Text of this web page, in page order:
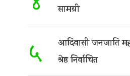
सामग्री
५ आदिवासी जनजाति
श्रेष्ठ निर्वाचित